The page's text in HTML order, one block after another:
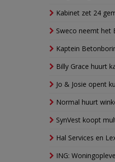
Kabinet zet 24
Sweco neemt het
Kaptein
Billy Grace huurt
Jo & Josie opent
Normal huurt
SynVest koopt
Hal Services en
ING: